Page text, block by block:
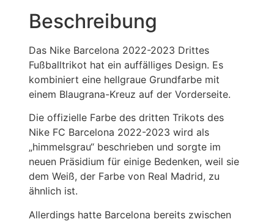
Beschreibung
Das Nike Barcelona 2022-2023 Drittes
Fußballtrikot hat ein auffälliges Design. Es
kombiniert eine hellgraue Grundfarbe mit
einem Blaugrana-Kreuz auf der Vorderseite.
Die offizielle Farbe des dritten Trikots des
Nike FC Barcelona 2022-2023 wird als
„himmelsgrau“ beschrieben und sorgte im
neuen Präsidium für einige Bedenken, weil sie
dem Weiß, der Farbe von Real Madrid, zu
ähnlich ist.
Allerdings hatte Barcelona bereits zwischen